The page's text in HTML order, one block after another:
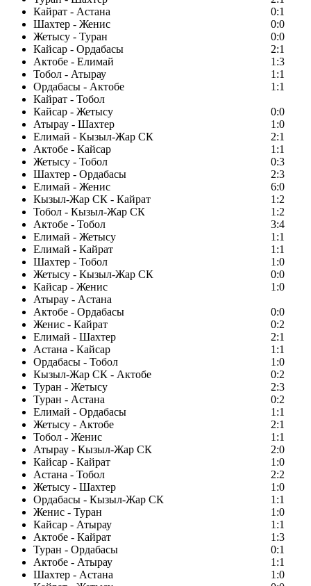
Кайрат - Астана
0:1
Шахтер - Женис
0:0
Жетысу - Туран
0:0
Кайсар - Ордабасы
2:1
Актобе - Елимай
1:3
Тобол - Атырау
1:1
Ордабасы - Актобе
1:1
Кайрат - Тобол
Кайсар - Жетысу
0:0
Атырау - Шахтер
1:0
Елимай - Кызыл-Жар СК
2:1
Актобе - Кайсар
1:1
Жетысу - Тобол
0:3
Шахтер - Ордабасы
2:3
Елимай - Женис
6:0
Кызыл-Жар СК - Кайрат
1:2
Тобол - Кызыл-Жар СК
1:2
Актобе - Тобол
3:4
Елимай - Жетысу
1:1
Елимай - Кайрат
1:1
Шахтер - Тобол
1:0
Жетысу - Кызыл-Жар СК
0:0
Кайсар - Женис
1:0
Атырау - Астана
Актобе - Ордабасы
0:0
Женис - Кайрат
0:2
Елимай - Шахтер
2:1
Астана - Кайсар
1:1
Ордабасы - Тобол
1:0
Кызыл-Жар СК - Актобе
0:2
Туран - Жетысу
2:3
Туран - Астана
0:2
Елимай - Ордабасы
1:1
Жетысу - Актобе
2:1
Тобол - Женис
1:1
Атырау - Кызыл-Жар СК
2:0
Кайсар - Кайрат
1:0
Астана - Тобол
2:2
Жетысу - Шахтер
1:0
Ордабасы - Кызыл-Жар СК
1:1
Женис - Туран
1:0
Кайсар - Атырау
1:1
Актобе - Кайрат
1:3
Туран - Ордабасы
0:1
Актобе - Атырау
1:1
Шахтер - Астана
1:0